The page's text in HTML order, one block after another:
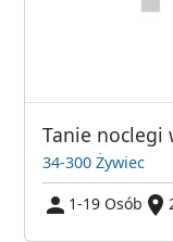
Tanie noclegi
34-300 Żywiec
1-19 Osób